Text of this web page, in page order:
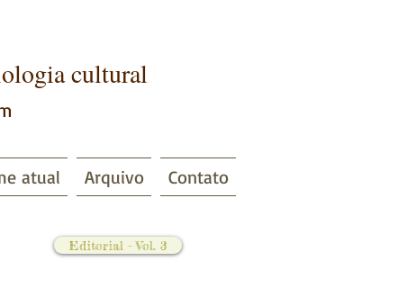
cultural
atual Arquivo Contato
Editorial - Vol. 3